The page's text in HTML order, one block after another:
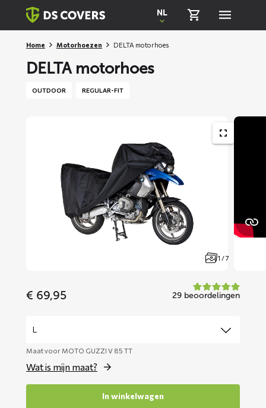
Skiplinks
NL
Home Motorhoezen DELTA motorhoes
DELTA motorhoes
OUTDOOR REGULAR-FIT
1 / 7
€ 69,95 29 beoordelingen
Maat voor MOTO GUZZI V 85 TT
Wat is mijn maat?
In winkelwagen